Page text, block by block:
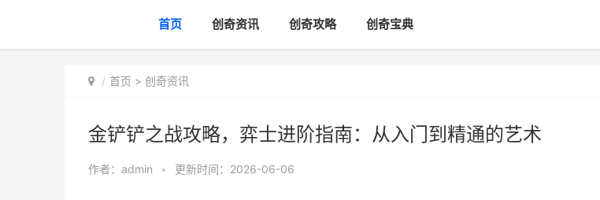
首页 创奇资讯 创奇攻略 创奇宝典
首页 > 创奇资讯
金铲铲之战攻略，弈士进阶指南：从入门到精通的艺术
作者： admin • 更新时间：2026-06-06